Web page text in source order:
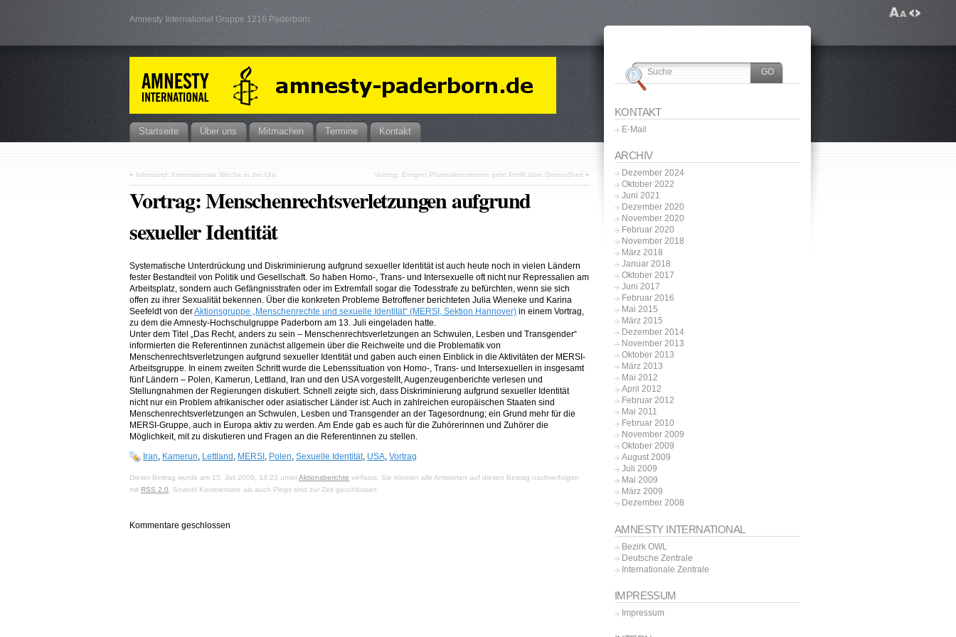
Amnesty International Gruppe 1216 Paderborn
Startseite Über uns Mitmachen Termine Kontakt
« Infostand: Internationale Woche in der Uni Vortrag: Einigen Pharmakonzernen geht Profit über Gesundheit »
Vortrag: Menschenrechtsverletzungen aufgrund
sexueller Identität
Systematische Unterdrückung und Diskriminierung aufgrund sexueller Identität ist auch heute noch in vielen Ländern
fester Bestandteil von Politik und Gesellschaft. So haben Homo-, Trans- und Intersexuelle oft nicht nur Repressalien am
Arbeitsplatz, sondern auch Gefängnisstrafen oder im Extremfall sogar die Todesstrafe zu befürchten, wenn sie sich
offen zu ihrer Sexualität bekennen. Über die konkreten Probleme Betroffener berichteten Julia Wieneke und Karina
Seefeldt von derAktionsgruppe „Menschenrechte und sexuelle Identität“ (MERSI, Sektion Hannover) in einem Vortrag,
zu dem die Amnesty-Hochschulgruppe Paderborn am 13. Juli eingeladen hatte.
Unter dem Titel „Das Recht, anders zu sein – Menschenrechtsverletzungen an Schwulen, Lesben und Transgender“
informierten die Referentinnen zunächst allgemein über die Reichweite und die Problematik von
Menschenrechtsverletzungen aufgrund sexueller Identität und gaben auch einen Einblick in die Aktivitäten der MERSI-
Arbeitsgruppe. In einem zweiten Schritt wurde die Lebenssituation von Homo-, Trans- und Intersexuellen in insgesamt
fünf Ländern – Polen, Kamerun, Lettland, Iran und den USA vorgestellt, Augenzeugenberichte verlesen und
Stellungnahmen der Regierungen diskutiert. Schnell zeigte sich, dass Diskriminierung aufgrund sexueller Identität
nicht nur ein Problem afrikanischer oder asiatischer Länder ist: Auch in zahlreichen europäischen Staaten sind
Menschenrechtsverletzungen an Schwulen, Lesben und Transgender an der Tagesordnung; ein Grund mehr für die
MERSI-Gruppe, auch in Europa aktiv zu werden. Am Ende gab es auch für die Zuhörerinnen und Zuhörer die
Möglichkeit, mit zu diskutieren und Fragen an die Referentinnen zu stellen.
Iran, Kamerun, Lettland , MERSI , Polen, Sexuelle Identität, USA, Vortrag
Dieser Beitrag wurde am 15. Juli 2009, 14:23 unterAktionsberichte verfasst. Sie können alle Antworten auf diesen Beitrag nachverfolgen
mit RSS 2.0 . Sowohl Kommentare als auch Pings sind zur Zeit geschlossen.
Kommentare geschlossen
KONTAKT
E-Mail
ARCHIV
Dezember 2024
Oktober 2022
Juni 2021
Dezember 2020
November 2020
Februar 2020
November 2018
März 2018
Januar 2018
Oktober 2017
Juni 2017
Februar 2016
Mai 2015
März 2015
Dezember 2014
November 2013
Oktober 2013
März 2013
Mai 2012
April 2012
Februar 2012
Mai 2011
Februar 2010
November 2009
Oktober 2009
August 2009
Juli 2009
Mai 2009
März 2009
Dezember 2008
AMNESTY INTERNATIONAL
Bezirk OWL
Deutsche Zentrale
Internationale Zentrale
IMPRESSUM
Impressum